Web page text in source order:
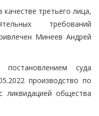
третьего лица,
требований
Минеев Андрей
суда
производство по
ликвидацией общества